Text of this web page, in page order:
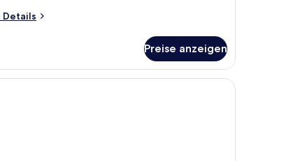
Preise anzeigen
laptopgeeigneter Arbeitsplatz